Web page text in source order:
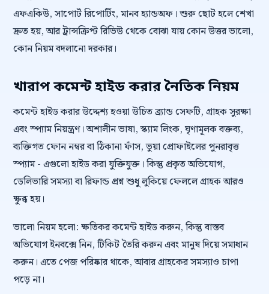
এফএকিউ, সাপোর্ট রিপোর্টিং, মানব হ্যান্ডঅফ। শুরু ছোট হলে শেখা
দ্রুত হয়, আর ট্রান্সক্রিপ্ট রিভিউ থেকে বোঝা যায় কোন উত্তর ভালো,
কোন নিয়ম বদলানো দরকার।
খারাপ কমেন্ট হাইড করার নৈতিক নিয়ম
কমেন্ট হাইড করার উদ্দেশ্য হওয়া উচিত ব্র্যান্ড সেফটি, গ্রাহক সুরক্ষা
এবং স্প্যাম নিয়ন্ত্রণ। অশালীন ভাষা, স্ক্যাম লিংক, ঘৃণামূলক বক্তব্য,
ব্যক্তিগত ফোন নম্বর বা ঠিকানা ফাঁস, ভুয়া প্রোফাইলের পুনরাবৃত্ত
স্প্যাম - এগুলো হাইড করা যুক্তিযুক্ত। কিন্তু প্রকৃত অভিযোগ,
ডেলিভারি সমস্যা বা রিফান্ড প্রশ্ন শুধু লুকিয়ে ফেললে গ্রাহক আরও
ক্ষুব্ধ হয়।
ভালো নিয়ম হলো: ক্ষতিকর কমেন্ট হাইড করুন, কিন্তু বাস্তব
অভিযোগ ইনবক্সে নিন, টিকিট তৈরি করুন এবং মানুষ দিয়ে সমাধান
করুন। এতে পেজ পরিষ্কার থাকে, আবার গ্রাহকের সমস্যাও চাপা
পড়ে না।